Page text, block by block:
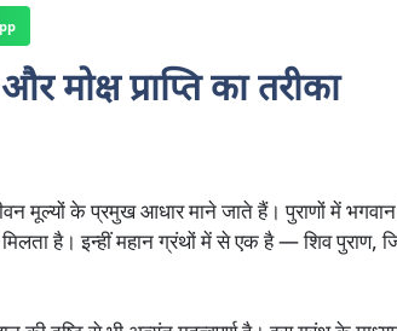
प्राप्ति का तरीका
मूल्यों के प्रमुख आधार माने जाते हैं। पुराणों में
मिलता है। इन्हीं महान ग्रंथों में से एक है — शिव पुराण,